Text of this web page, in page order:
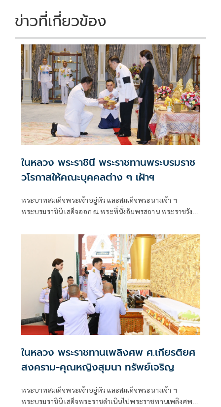
ข่าวที่เกี่ยวข้อง
ในหลวง พระราชินี พระราชทานพระบรมราช
วโรกาสให้คณะบุคคลต่าง ๆ เฝ้าฯ
พระบาทสมเด็จพระเจ้าอยู่หัว และสมเด็จพระนางเจ้า ฯ
พระบรมราชินี เสด็จออก ณ พระที่นั่งอัมพรสถาน พระราชวัง
เฝ้าทูลละอองธุลีพระบาท ตามลำดับดังนี้
ในหลวง พระราชทานเพลิงศพ ศ.เกียรติยศ
สงคราม-คุณหญิงสุมนา ทรัพย์เจริญ
พระบาทสมเด็จพระเจ้าอยู่หัว และสมเด็จพระนางเจ้า ฯ
พระบรมราชินี เสด็จพระราชดำเนินไปพระราชทานเพลิงศพ